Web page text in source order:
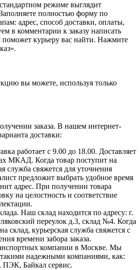
режиме выглядит
полностью форму по
адрес, способ доставки, оплаты,
в комментарии к заказу написать
курьеру вас найти. Нажмите
вы можете, используя только
заказа. В нашем интернет-
доставки:
работает с 9.00 до 18.00. Доставляет
МКАД. Когда товар поступит на
служба свяжется для уточнения
предложит выбрать удобное время
адрес. При получении товара
на целостность и соответствие
Наш склад находится по адресу: г.
переулок д.3, склад №4. Когда
склад, курьерская служба свяжется с
времени забора заказа.
компании в Москве. Мы
такими надежными компаниями, как:
Байкал сервис.